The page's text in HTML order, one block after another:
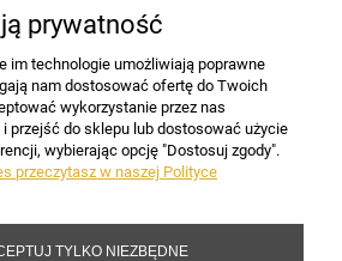
INFORMACJE
prywatność
im technologie umożliwiają poprawne
nam dostosować ofertę do Twoich
wykorzystanie przez nas
przejść do sklepu lub dostosować użycie
wybierając opcję "Dostosuj zgody".
przeczytasz w naszej Polityce
TYLKO NIEZBĘDNE